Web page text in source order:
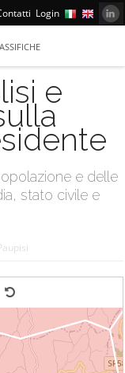
Login
e
e delle
stato civile e